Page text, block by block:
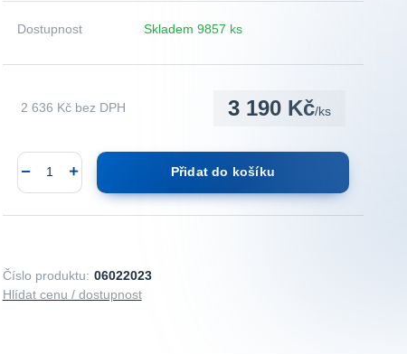
Dostupnost Skladem 9857 ks
3 190 Kč/ks
2 636 Kč bez DPH
Přidat do košíku
Číslo produktu: 06022023
Hlídat cenu / dostupnost